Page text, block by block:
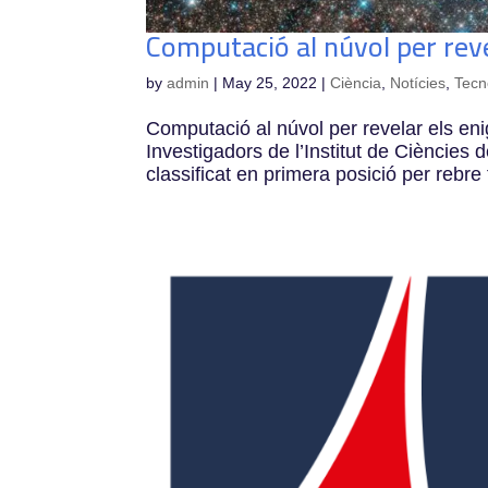
Computació al núvol per
byadmin | May 25, 2022 |Ciència Notícies ,
Computació al núvol per revelar els
Investigadors de l’Institut de Ciències
classificat en primera posició per